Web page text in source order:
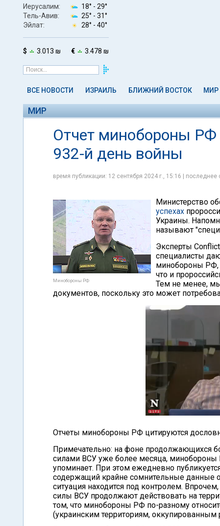
Иерусалим: 18° - 29°
Тель-Авив:
25° - 31°
Эйлат:
28° - 40°
$ 3.013 ₪ € 3.478 ₪
ВСЕ НОВОСТИ ИЗРАИЛЬ БЛИЖНИЙ ВОСТОК МИР
МИР
Отчет минобороны РФ
932-й день войны
время публикации: 12 сентября 2024 г., 15:16 | последнее
Минобороны РФ
Министерство
успехах
Украины.
называют
Эксперты
специалисты
минобороны РФ,
что и
Тем не менее,
документов, поскольку это может
Отчеты минобороны РФ цитируются
Примечательно: на фоне продолжающихся
силами ВСУ уже более месяца,
упоминает. При этом ежедневно
содержащий крайне сомнительные данные
ситуация находится под контролем.
силы ВСУ продолжают действовать на
том, что минобороны РФ по-разному
(украинским территориям, оккупированным